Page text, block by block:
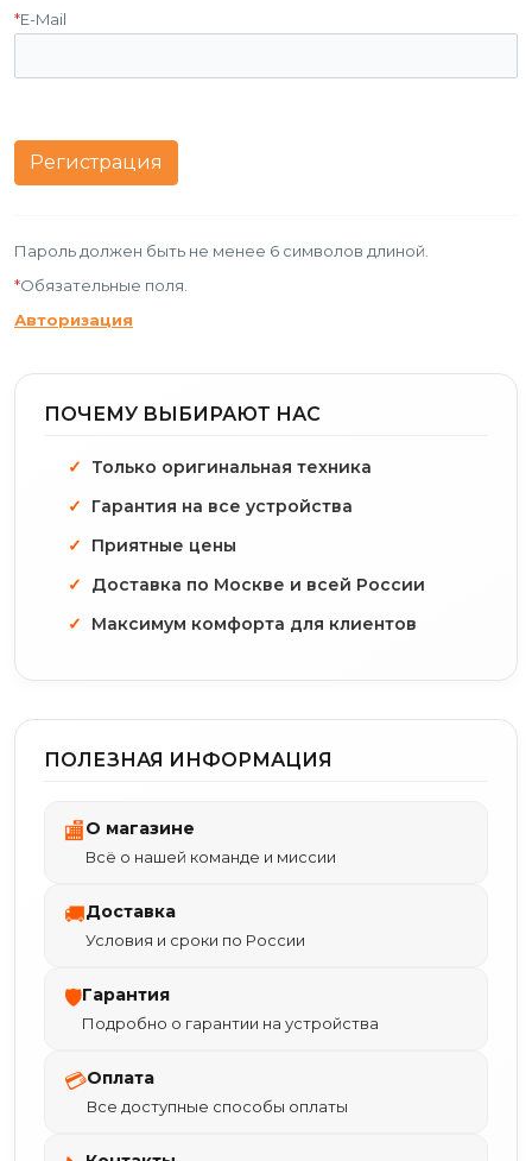
*E-Mail
Пароль должен быть не менее 6 символов длиной.
*Обязательные поля.
Авторизация
ПОЧЕМУ ВЫБИРАЮТ НАС
Только оригинальная техника
Гарантия на все устройства
Приятные цены
Доставка по Москве и всей России
Максимум комфорта для клиентов
ПОЛЕЗНАЯ ИНФОРМАЦИЯ
🏬О магазине
Всё о нашей команде и миссии
🚚Доставка
Условия и сроки по России
🛡Гарантия
Подробно о гарантии на устройства
💳Оплата
Все доступные способы оплаты